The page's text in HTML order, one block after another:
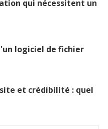
qui nécessitent un
logiciel de fichier
et crédibilité : quel